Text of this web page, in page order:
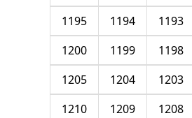
1193
1194
1195
1198
1199
1200
1203
1204
1205
1208
1209
1210